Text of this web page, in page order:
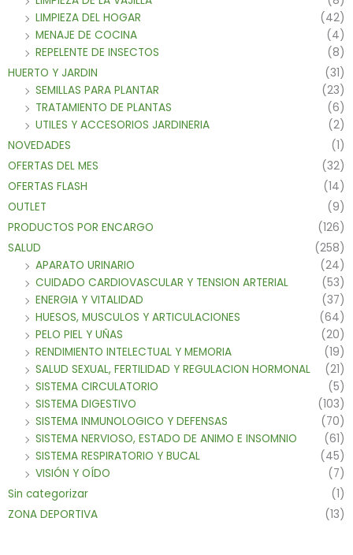
LIMPIEZA DEL HOGAR
(42)
MENAJE DE COCINA
(4)
REPELENTE DE INSECTOS
(8)
HUERTO Y JARDIN
(31)
SEMILLAS PARA PLANTAR
(23)
TRATAMIENTO DE PLANTAS
(6)
UTILES Y ACCESORIOS JARDINERIA
(2)
NOVEDADES
(1)
OFERTAS DEL MES
(32)
OFERTAS FLASH
(14)
OUTLET
(9)
PRODUCTOS POR ENCARGO
(126)
SALUD
(258)
APARATO URINARIO
(24)
CUIDADO CARDIOVASCULAR Y TENSION ARTERIAL
(53)
ENERGIA Y VITALIDAD
(37)
HUESOS, MUSCULOS Y ARTICULACIONES
(64)
PELO PIEL Y UÑAS
(20)
RENDIMIENTO INTELECTUAL Y MEMORIA
(19)
SALUD SEXUAL, FERTILIDAD Y REGULACION HORMONAL
(21)
SISTEMA CIRCULATORIO
(5)
SISTEMA DIGESTIVO
(103)
SISTEMA INMUNOLOGICO Y DEFENSAS
(70)
SISTEMA NERVIOSO, ESTADO DE ANIMO E INSOMNIO
(61)
SISTEMA RESPIRATORIO Y BUCAL
(45)
VISIÓN Y OÍDO
(7)
Sin categorizar
(1)
ZONA DEPORTIVA
(13)